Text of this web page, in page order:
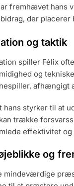
fremhævet hans
der
og taktik
spiller Félix
og
afhængigt
styrker til at
trække
effektivitet
og
mindeværdige